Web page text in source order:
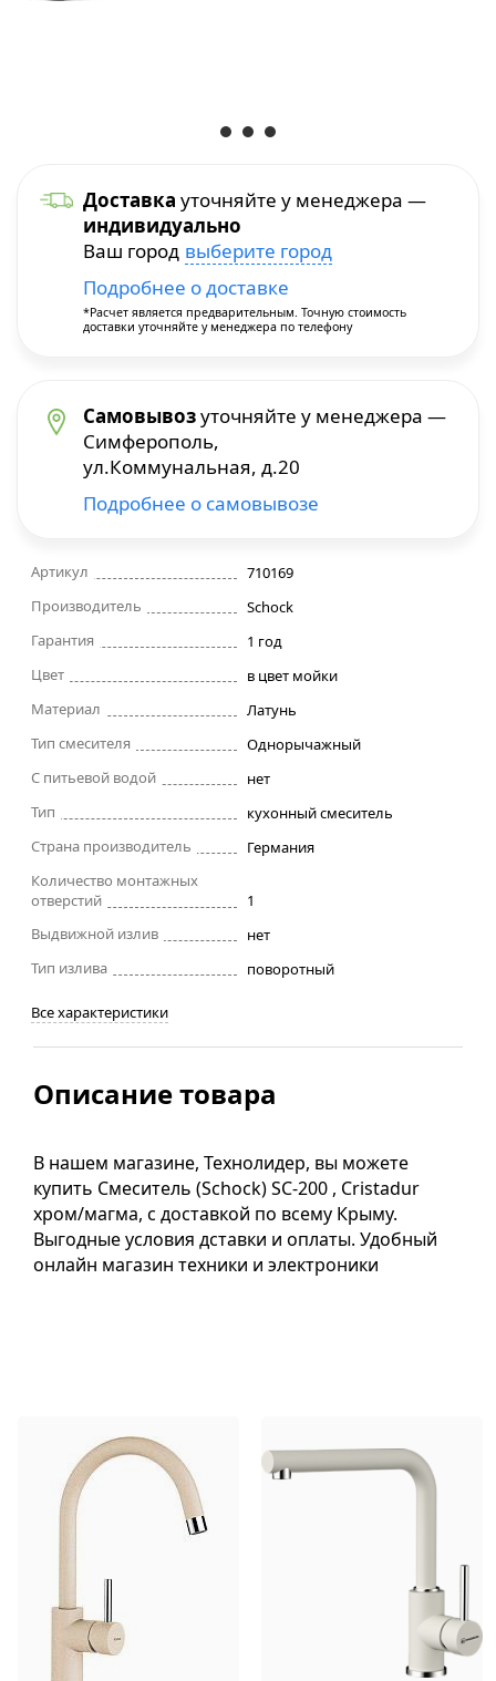
Артикул
710169
Производитель
Schock
Гарантия
1 год
Цвет
в цвет мойки
Материал
Латунь
Тип смесителя
Однорычажный
С питьевой водой
нет
Тип
кухонный смеситель
Страна производитель
Германия
Количество монтажных
отверстий
1
Выдвижной излив
нет
Тип излива
поворотный
Все характеристики
Доставка уточняйте у менеджера —
индивидуально
Ваш город выберите город
Подробнее о доставке
*Расчет является предварительным. Точную стоимость
доставки уточняйте у менеджера по телефону
Самовывозуточняйте у менеджера —
Симферополь,
ул.Коммунальная, д.20
Подробнее о самовывозе
Описание товара
В нашем магазине, Технолидер, вы можете
купить Смеситель (Schock) SC-200 , Cristadur
хром/магма, с доставкой по всему Крыму.
Выгодные условия дставки и оплаты. Удобный
онлайн магазин техники и электроники
Столовые приборы
Термосы
Пилы и плиткорезы
Прочие инструменты
Сварочное оборудование
Фрезеры
Штроборезы
Шуруповерты и электроотвертки
Электрорубанки